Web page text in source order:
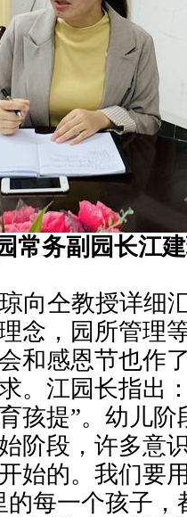
常务副园长江
向仝教授详细
念，园所管理
和感恩节也作
。江园长指出
孩提”。幼儿
阶段，许多意
始的。我们要
的每一个孩子